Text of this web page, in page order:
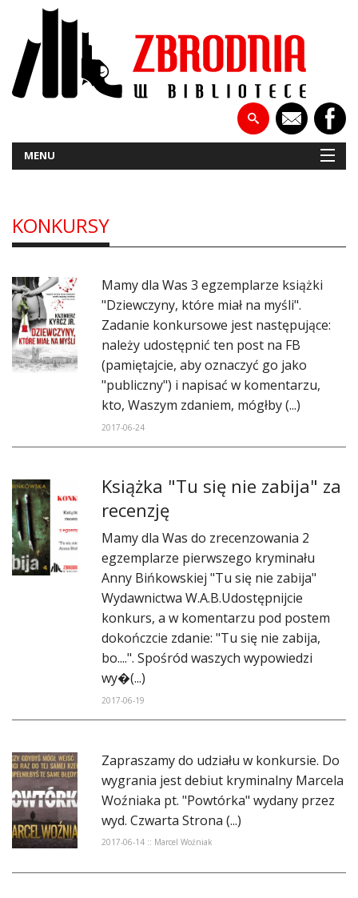
MENU
NOWOŚCI
WYWIADY
RECENZJE
DO CZYTANIA
NA EKRANIE
KONKURSY
Mamy dla Was 3 egzemplarze książki
"Dziewczyny, które miał na myśli".
Zadanie konkursowe jest następujące:
należy udostępnić ten post na FB
(pamiętajcie, aby oznaczyć go jako
"publiczny") i napisać w komentarzu,
kto, Waszym zdaniem, mógłby (...)
2017-06-24
Książka "Tu się nie zabija" za
recenzję
Mamy dla Was do zrecenzowania 2
egzemplarze pierwszego kryminału
Anny Bińkowskiej "Tu się nie zabija"
Wydawnictwa W.A.B.Udostępnijcie
konkurs, a w komentarzu pod postem
dokończcie zdanie: "Tu się nie zabija,
bo....". Spośród waszych wypowiedzi
wy�(...)
2017-06-19
Zapraszamy do udziału w konkursie. Do
wygrania jest debiut kryminalny Marcela
Woźniaka pt. "Powtórka" wydany przez
wyd. Czwarta Strona (...)
2017-06-14 :: Marcel Woźniak